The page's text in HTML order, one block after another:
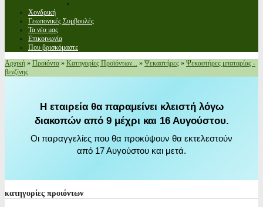
Χονδρική
Γεωπονικές Συμβουλές
Τα νέα μας
Επικοινωνία
Που βρισκόμαστε
Αρχική » Προϊόντα » Κατηγορίες Προϊόντων... » Ψεκαστήρες » Ψεκαστήρες μπαταρίας -
βενζίνης
Η εταιρεία θα παραμείνει κλειστή λόγω
διακοπών από 9 μέχρι και 16 Αυγούστου.
Οι παραγγελίες που θα προκύψουν θα εκτελεστούν
από 17 Αυγούστου και μετά.
κατηγορίες προιόντων